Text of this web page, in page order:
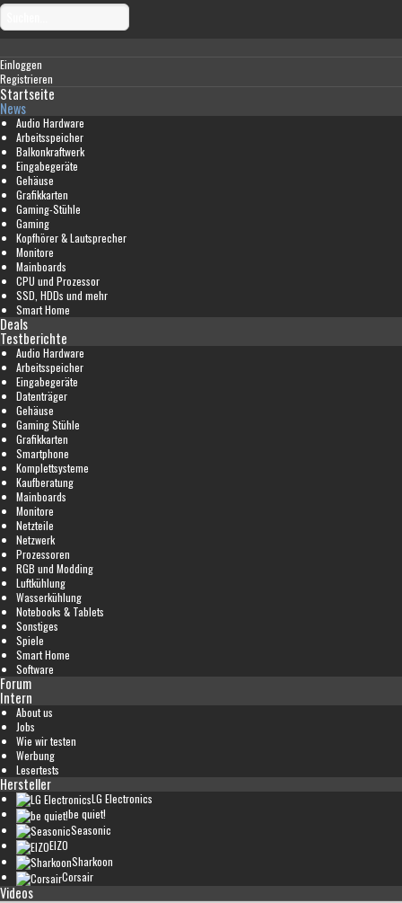
Einloggen
Registrieren
Startseite
News
Audio Hardware
Arbeitsspeicher
Balkonkraftwerk
Eingabegeräte
Gehäuse
Grafikkarten
Gaming-Stühle
Gaming
Kopfhörer & Lautsprecher
Monitore
Mainboards
CPU und Prozessor
SSD, HDDs und mehr
Smart Home
Deals
Testberichte
Audio Hardware
Arbeitsspeicher
Eingabegeräte
Datenträger
Gehäuse
Gaming Stühle
Grafikkarten
Smartphone
Komplettsysteme
Kaufberatung
Mainboards
Monitore
Netzteile
Netzwerk
Prozessoren
RGB und Modding
Luftkühlung
Wasserkühlung
Notebooks & Tablets
Sonstiges
Spiele
Smart Home
Software
Forum
Intern
About us
Jobs
Wie wir testen
Werbung
Lesertests
Hersteller
LG Electronics
be quiet!
Seasonic
EIZO
Sharkoon
Corsair
Videos